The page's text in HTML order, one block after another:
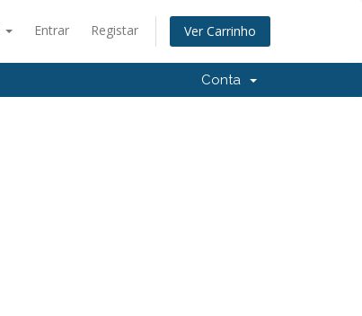
Entrar Registar Ver Carrinho
Conta